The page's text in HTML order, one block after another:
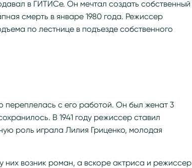
в ГИТИСе. Он мечтал создать собственный
смерть в январе 1980 года. Режиссер
по лестнице в подъезде собственного
переплелась с его работой. Он был женат 3
В 1941 году режиссер ставил
роль играла Лилия Гриценко, молодая
них возник роман, а вскоре актриса и режиссер